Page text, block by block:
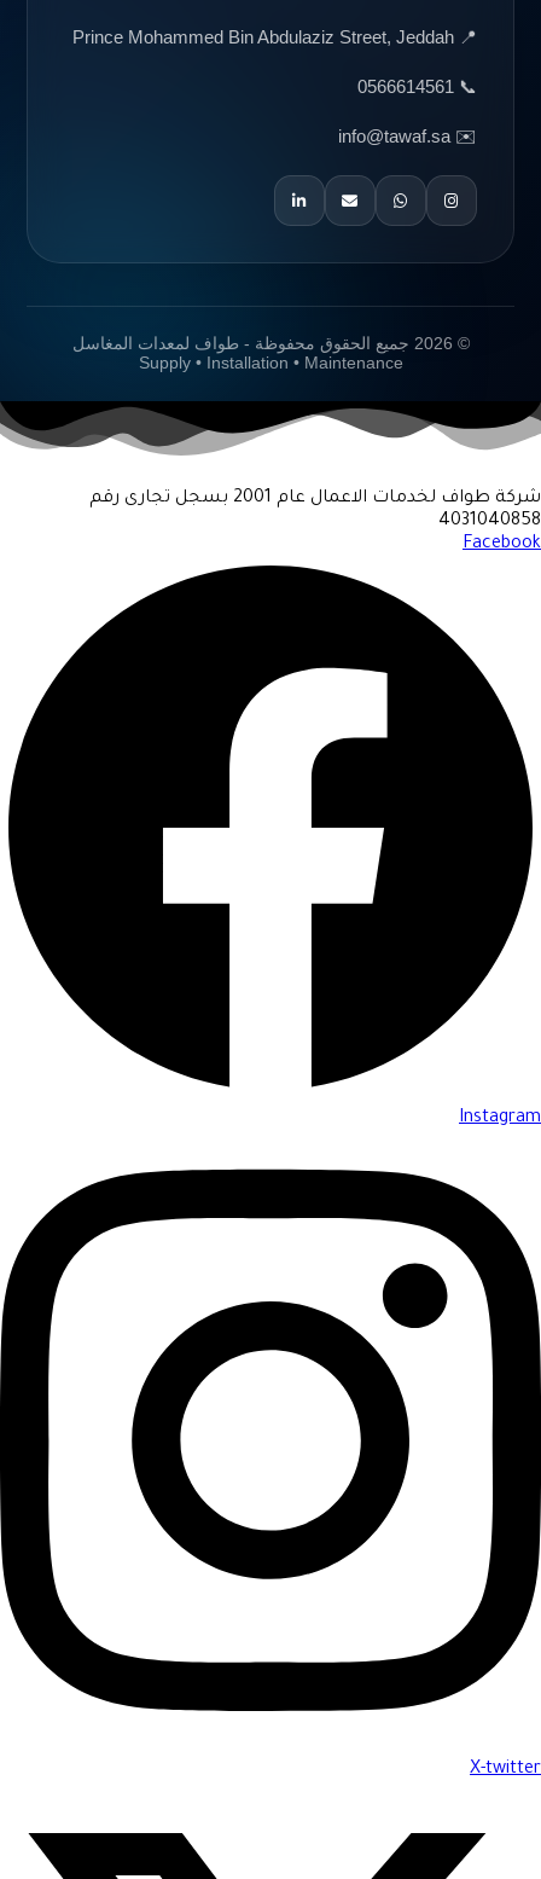
📍 Prince Mohammed Bin Abdulaziz Street, Jeddah
📞 0566614561
✉️ info@tawaf.sa
© 2026 جميع الحقوق محفوظة - طواف لمعدات المغاسل
Supply • Installation • Maintenance
شركة طواف لخدمات الاعمال عام 2001 بسجل تجارى رقم
4031040858
Facebook
Instagram
X-twitter